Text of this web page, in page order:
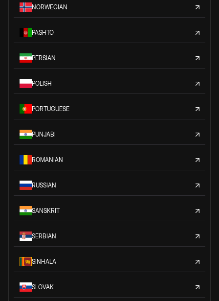
NORWEGIAN
PASHTO
PERSIAN
POLISH
PORTUGUESE
PUNJABI
ROMANIAN
RUSSIAN
SANSKRIT
SERBIAN
SINHALA
SLOVAK